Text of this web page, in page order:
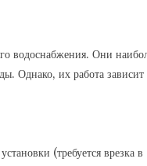
водоснабжения. Они
Однако, их работа зависит
(требуется врезка в